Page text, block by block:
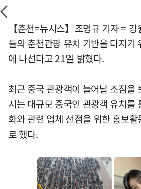
【춘천=뉴시스】조명규 기자 =
들의 춘천관광 유치 기반을 다지기
에 나선다고 21일 밝혔다.
최근 중국 관광객이 늘어날 조짐을
시는 대규모 중국인 관광객 유치를
화와 관련 업체 선점을 위한 홍보
로 했다.